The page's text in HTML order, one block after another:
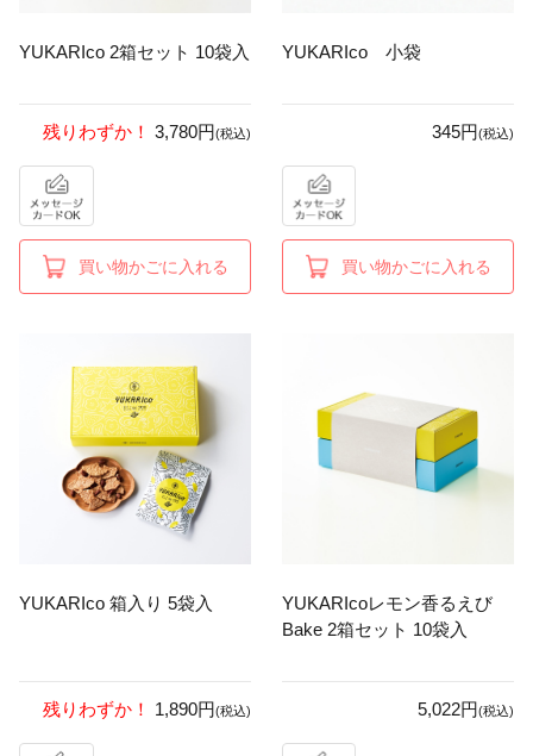
YUKARIco 2箱セット 10袋入
残りわずか！ 3,780円(税込)
買い物かごに入れる
YUKARIco 小袋
345円(税込)
買い物かごに入れる
YUKARIco 箱入り 5袋入
残りわずか！ 1,890円(税込)
YUKARIcoレモン香るえび
Bake 2箱セット 10袋入
5,022円(税込)